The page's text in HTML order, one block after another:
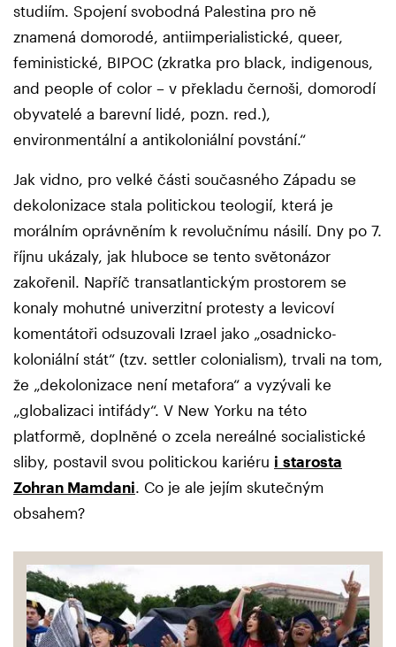
studiím. Spojení svobodná Palestina pro ně
znamená domorodé, antiimperialistické, queer,
feministické, BIPOC (zkratka pro black, indigenous,
and people of color – v překladu černoši, domorodí
obyvatelé a barevní lidé, pozn. red.),
environmentální a antikoloniální povstání.“
Jak vidno, pro velké části současného Západu se
dekolonizace stala politickou teologií, která je
morálním oprávněním k revolučnímu násilí. Dny po 7.
říjnu ukázaly, jak hluboce se tento světonázor
zakořenil. Napříč transatlantickým prostorem se
konaly mohutné univerzitní protesty a levicoví
komentátoři odsuzovali Izrael jako „osadnicko-
koloniální stát“ (tzv. settler colonialism), trvali na tom,
že „dekolonizace není metafora“ a vyzývali ke
„globalizaci intifády“. V New Yorku na této
platformě, doplněné o zcela nereálné socialistické
sliby, postavil svou politickou kariéru i starosta
Zohran Mamdani . Co je ale jejím skutečným
obsahem?